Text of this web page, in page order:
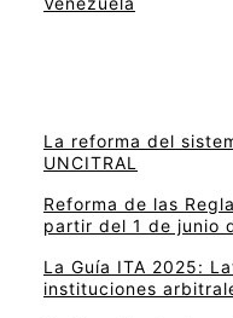
La reforma del
UNCITRAL
Reforma de las
partir del 1 de junio
La Guía ITA 2025:
instituciones